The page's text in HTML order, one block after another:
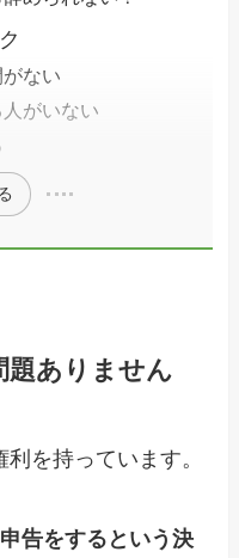
ない
がいない
題ありません
を持っています。
告をするという決